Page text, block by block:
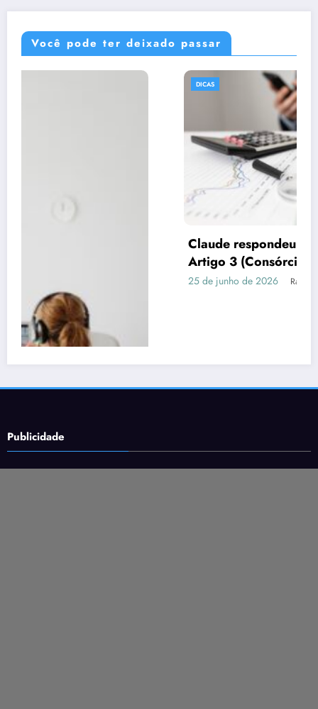
Você pode ter deixado passar
Claude respondeu: Preencha assim para o
Artigo 3 (Consórcio vs Financiamento)
Publicidade